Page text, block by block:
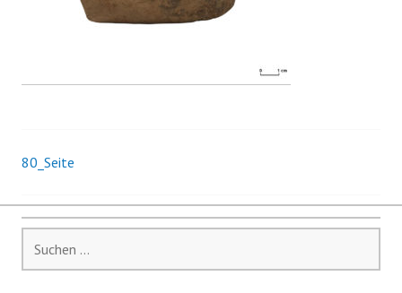
Beitrags-
Navigation
80_Seite
nach: